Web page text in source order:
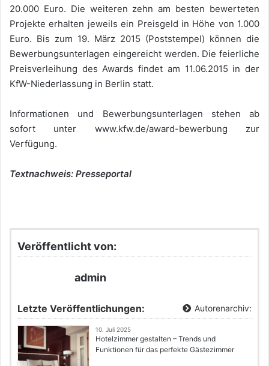
20.000 Euro. Die weiteren zehn am besten bewerteten
Projekte erhalten jeweils ein Preisgeld in Höhe von 1.000
Euro. Bis zum 19. März 2015 (Poststempel) können die
Bewerbungsunterlagen eingereicht werden. Die feierliche
Preisverleihung des Awards findet am 11.06.2015 in der
KfW-Niederlassung in Berlin statt.
Informationen und Bewerbungsunterlagen stehen ab
sofort unter www.kfw.de/award-bewerbung zur
Verfügung.
Textnachweis: Presseportal
Veröffentlicht von:
admin
Letzte Veröffentlichungen: Autorenarchiv:
10. Juli 2025
Hotelzimmer gestalten – Trends und
Funktionen für das perfekte Gästezimmer